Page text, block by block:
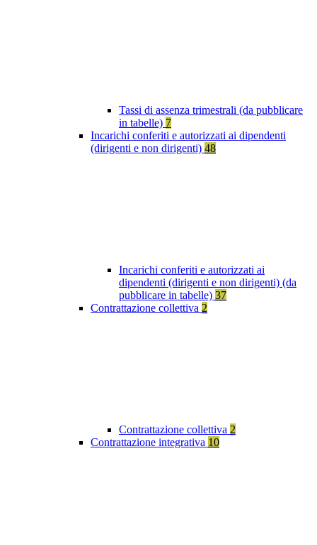
Tassi di assenza trimestrali (da pubblicare
in tabelle) 7
Incarichi conferiti e autorizzati ai dipendenti
(dirigenti e non dirigenti) 48
Incarichi conferiti e autorizzati ai
dipendenti (dirigenti e non dirigenti) (da
pubblicare in tabelle) 37
Contrattazione collettiva 2
Contrattazione collettiva 2
Contrattazione integrativa 10